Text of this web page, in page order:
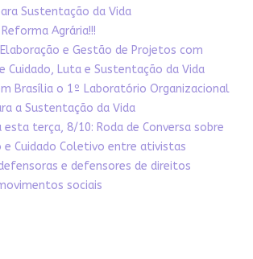
Sustentação da Vida
Agrária!!!
e Gestão de Projetos com
Cuidado, Luta e Sustentação da Vida
Brasília o 1º Laboratório Organizacional
a Sustentação da Vida
esta terça, 8/10: Roda de Conversa sobre
e Cuidado Coletivo entre ativistas
e defensores de direitos
sociais